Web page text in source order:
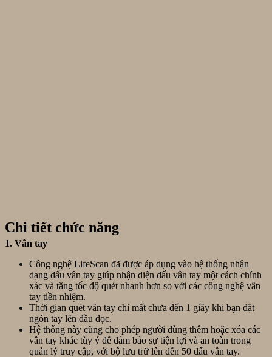
Chi tiết chức năng
1. Vân tay
Công nghệ LifeScan đã được áp dụng vào hệ thống nhận
dạng dấu vân tay giúp nhận diện dấu vân tay một cách chính
xác và tăng tốc độ quét nhanh hơn so với các công nghệ vân
tay tiền nhiệm.
Thời gian quét vân tay chỉ mất chưa đến 1 giây khi bạn đặt
ngón tay lên đầu đọc.
Hệ thống này cũng cho phép người dùng thêm hoặc xóa các
vân tay khác tùy ý để đảm bảo sự tiện lợi và an toàn trong
quản lý truy cập, với bộ lưu trữ lên đến 50 dấu vân tay.